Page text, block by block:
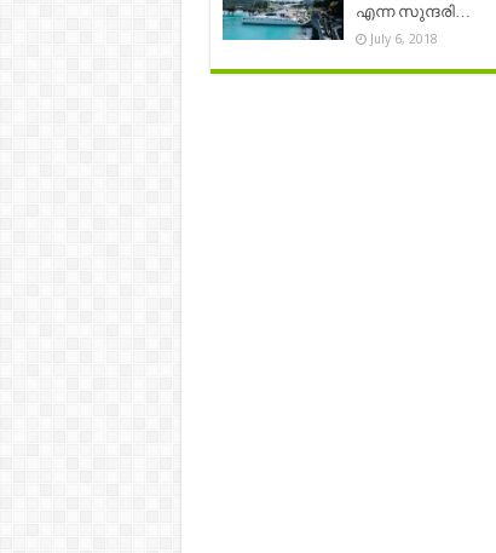
എന്ന സുന്ദരി…
July 6, 2018